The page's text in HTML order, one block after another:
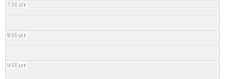
7:00 pm
8:00 pm
9:00 pm